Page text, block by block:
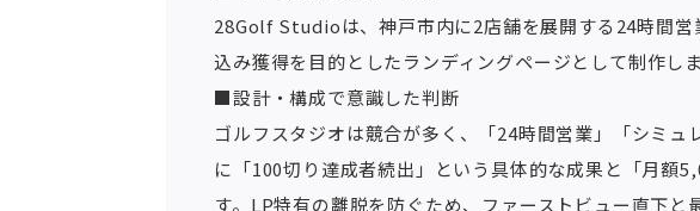
28Golf Studioは、神戸市内に2店舗を展開する24時間営
込み獲得を目的としたランディングページとして制作しま
■設計・構成で意識した判断
ゴルフスタジオは競合が多く、「24時間営業」「シミ
に「100切り達成者続出」という具体的な成果と「月額
す。LP特有の離脱を防ぐため、ファーストビュー直下